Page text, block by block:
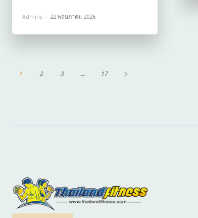
Admins - 22 พฤษภาคม 2026
1 2 3 ... 17